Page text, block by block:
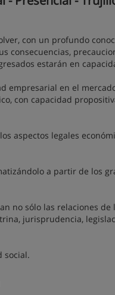
con un profundo
consecuencias,
estarán en
empresarial en el
con capacidad
aspectos legales
a partir de los
no sólo las relaciones de
jurisprudencia,
social.